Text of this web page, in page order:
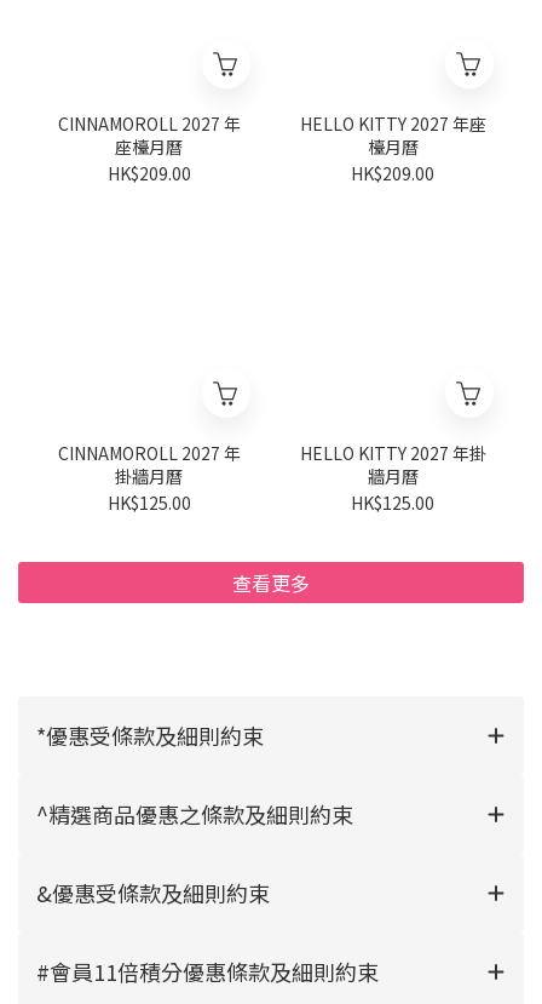
CINNAMOROLL 2027 年
座檯月曆
HK$209.00
HELLO KITTY 2027 年座
檯月曆
HK$209.00
CINNAMOROLL 2027 年
掛牆月曆
HK$125.00
HELLO KITTY 2027 年掛
牆月曆
HK$125.00
查看更多
*優惠受條款及細則約束
^精選商品優惠之條款及細則約束
&優惠受條款及細則約束
#會員11倍積分優惠條款及細則約束